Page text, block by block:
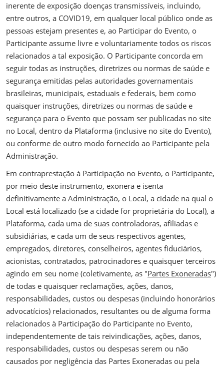
inerente de exposição doenças transmissíveis, incluindo,
entre outros, a COVID19, em qualquer local público onde as
pessoas estejam presentes e, ao Participar do Evento, o
Participante assume livre e voluntariamente todos os riscos
relacionados a tal exposição. O Participante concorda em
seguir todas as instruções, diretrizes ou normas de saúde e
segurança emitidas pelas autoridades governamentais
brasileiras, municipais, estaduais e federais, bem como
quaisquer instruções, diretrizes ou normas de saúde e
segurança para o Evento que possam ser publicadas no site
no Local, dentro da Plataforma (inclusive no site do Evento),
ou conforme de outro modo fornecido ao Participante pela
Administração.
Em contraprestação à Participação no Evento, o Participante,
por meio deste instrumento, exonera e isenta
definitivamente a Administração, o Local, a cidade na qual o
Local está localizado (se a cidade for proprietária do Local), a
Plataforma, cada uma de suas controladoras, afiliadas e
subsidiárias, e cada um de seus respectivos agentes,
empregados, diretores, conselheiros, agentes fiduciários,
acionistas, contratados, patrocinadores e quaisquer terceiros
agindo em seu nome (coletivamente, as "Partes Exoneradas")
de todas e quaisquer reclamações, ações, danos,
responsabilidades, custos ou despesas (incluindo honorários
advocatícios) relacionados, resultantes ou de alguma forma
relacionados à Participação do Participante no Evento,
independentemente de tais reivindicações, ações, danos,
responsabilidades, custos ou despesas serem ou não
causados por negligência das Partes Exoneradas ou pela